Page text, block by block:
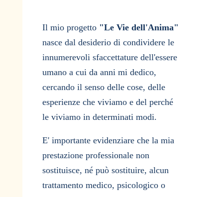
Il mio progetto "Le Vie dell'Anima"
nasce dal desiderio di condividere le
innumerevoli sfaccettature dell'essere
umano a cui da anni mi dedico,
cercando il senso delle cose, delle
esperienze che viviamo e del perché
le viviamo in determinati modi.
E' importante evidenziare che la mia
prestazione professionale non
sostituisce, né può sostituire, alcun
trattamento medico, psicologico o